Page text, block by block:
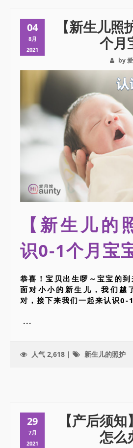
04
8月
2021
【新生儿照
个月
by
【新生儿的
识0-1个月宝
恭喜！宝贝出生啰～宝宝的到
面对小小的新生儿，我们越
对，接下来我们一起来认识0-
...
人气 2,618 | 新生儿的照护
29
7月
2021
【产后须
怎么